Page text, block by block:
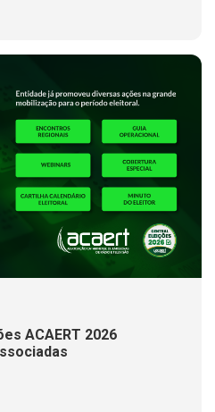
ACAERT 2026